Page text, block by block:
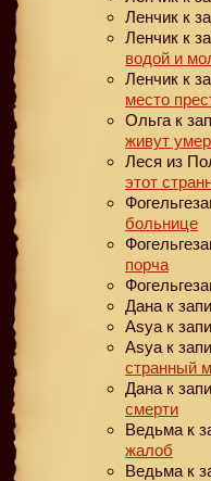
Ленчик к
Ленчик к
водой и
Ленчик к
место
Ольга к
живут
Леся из
этот
больнице
порча
Дана к
Asya к
Asya к
странный
Дана к
смерти
Ведьма к
жалоб
Ведьма к